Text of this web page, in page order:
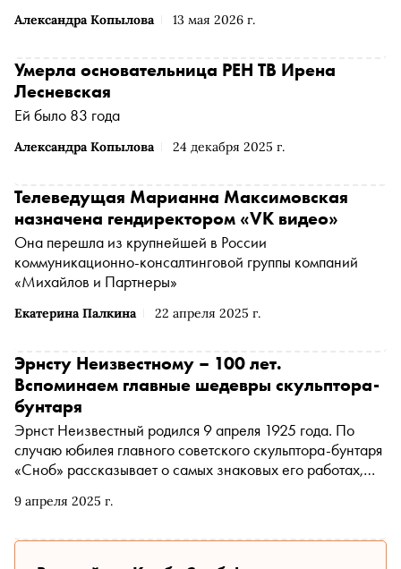
Александра Копылова 13 мая 2026 г.
Александра Копылова 24 декабря 2025 г.
Умерла основательница РЕН ТВ Ирена
Лесневская
Ей было 83 года
Екатерина Палкина 22 апреля 2025 г.
Телеведущая Марианна Максимовская
назначена гендиректором «VK видео»
Она перешла из крупнейшей в России
коммуникационно-консалтинговой группы компаний
«Михайлов и Партнеры»
9 апреля 2025 г.
Эрнсту Неизвестному – 100 лет.
Вспоминаем главные шедевры скульптора-
бунтаря
Эрнст Неизвестный родился 9 апреля 1925 года. По
случаю юбилея главного советского скульптора-бунтаря
«Сноб» рассказывает о самых знаковых его работах,
человечества в одном изваянии и фантазиях об